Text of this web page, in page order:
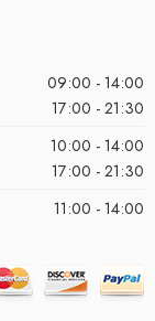
09:00 - 14:00
17:00 - 21:30
10:00 - 14:00
17:00 - 21:30
11:00 - 14:00